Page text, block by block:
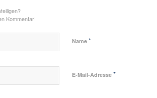
Kommentar!
Name *
E-Mail-Adresse *